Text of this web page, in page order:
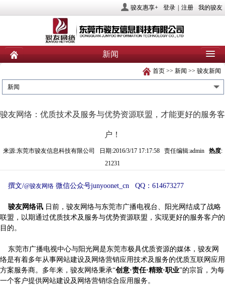
骏友惠享+ 登录 注册 我的骏友
新闻
新闻
产品 业务服务 社会责任
人力资源 投资者关系 联系我们
首页 >> 新闻 >> 骏友新闻
新闻
骏友网络：优质技术及服务与优势资源联盟，才能更好的服务客
户！
来源:东莞市骏友信息科技有限公司 日期:2016/3/17 17:17:58 责任编辑:admin 热度:
21231
撰文/@骏友网络 微信公众号junyoonet_cn QQ ： 614673277
骏友网络讯 日前，骏友网络与东莞市广播电视台、阳光网结成了战略
联盟，以期通过优质技术及服务与优势资源联盟，实现更好的服务客户的
目的。
东莞市广播电视中心与阳光网是东莞市极具优质资源的媒体，骏友网
络是有着多年从事网站建设及网络营销应用技术及服务的优质互联网应用
方案服务商。多年来，骏友网络秉承“创意·责任·精致·职业”的宗旨，为每
一个客户提供网站建设及网络营销综合应用服务。